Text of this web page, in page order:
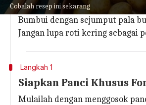
Cobalah resep ini sekarang
Siapkan juga satu siung
Bumbui dengan sejumput pala
Jangan lupa roti kering sebagai
Langkah 1
Siapkan Panci Khusus
Mulailah dengan menggosok